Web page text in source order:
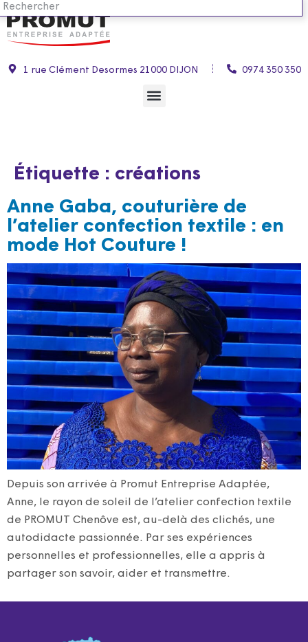
1 rue Clément Desormes 21000 DIJON 0974 350 350
Étiquette : créations
Anne Gaba, couturière de
l’atelier confection textile : en
mode Hot Couture !
Depuis son arrivée à Promut Entreprise Adaptée,
Anne, le rayon de soleil de l’atelier confection textile
de PROMUT Chenôve est, au-delà des clichés, une
autodidacte passionnée. Par ses expériences
personnelles et professionnelles, elle a appris à
partager son savoir, aider et transmettre.